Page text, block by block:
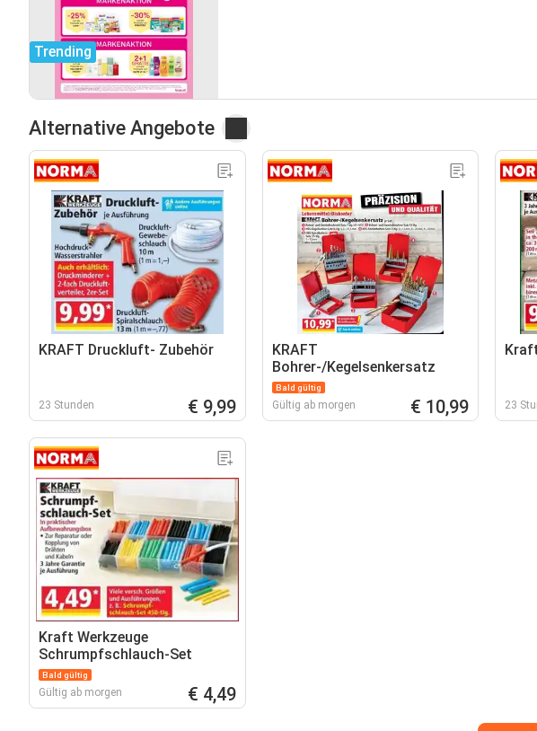
Trending
Alternative Angebote
KRAFT Druckluft- Zubehör
23 Stunden € 9,99
KRAFT
Bohrer-/Kegelsenkersatz
Bald gültig
Gültig ab morgen € 10,99 23
Kraft Werkzeuge
Schrumpfschlauch-Set
Bald gültig
Gültig ab morgen € 4,49